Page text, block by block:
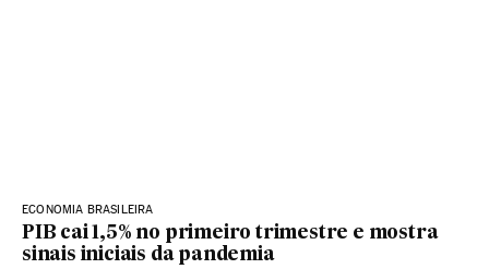
ECONOMIA BRASILEIRA
PIB cai 1,5% no primeiro trimestre e mostra
sinais iniciais da pandemia